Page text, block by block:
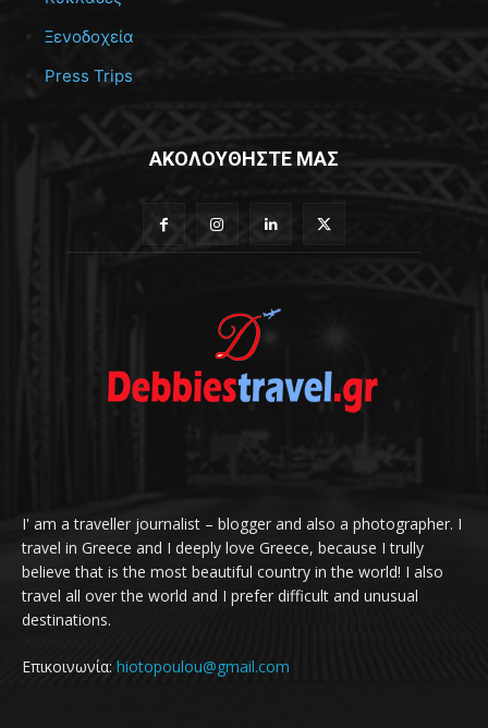
Ξενοδοχεία
Press Trips
ΑΚΟΛΟΥΘΗΣΤΕ ΜΑΣ
I' am a traveller journalist – blogger and also a photographer. I
travel in Greece and I deeply love Greece, because I trully
believe that is the most beautiful country in the world! I also
travel all over the world and I prefer difficult and unusual
destinations.
Επικοινωνία: hiotopoulou@gmail.com